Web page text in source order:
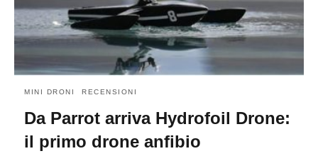
MINI DRONI RECENSIONI
Da Parrot arriva Hydrofoil Drone:
il primo drone anfibio